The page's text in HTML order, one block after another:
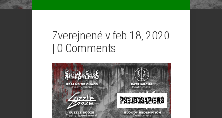
Zverejnené v feb 18, 2020
| 0 Comments